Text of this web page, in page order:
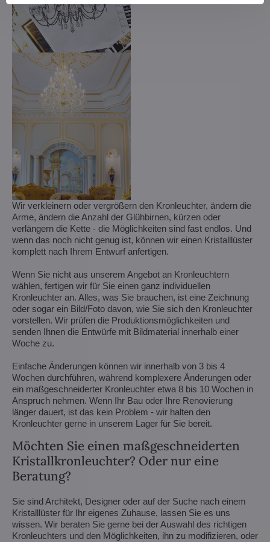
Wir verkleinern oder vergrößern den Kronleuchter, ändern die
Arme, ändern die Anzahl der Glühbirnen, kürzen oder
verlängern die Kette - die Möglichkeiten sind fast endlos. Und
wenn das noch nicht genug ist, können wir einen Kristalllüster
komplett nach Ihrem Entwurf anfertigen.
Wenn Sie nicht aus unserem Angebot an Kronleuchtern
wählen, fertigen wir für Sie einen ganz individuellen
Kronleuchter an. Alles, was Sie brauchen, ist eine Zeichnung
oder sogar ein Bild/Foto davon, wie Sie sich den Kronleuchter
vorstellen. Wir prüfen die Produktionsmöglichkeiten und
senden Ihnen die Entwürfe mit Bildmaterial innerhalb einer
Woche zu.
Einfache Änderungen können wir innerhalb von 3 bis 4
Wochen durchführen, während komplexere Änderungen oder
ein maßgeschneiderter Kronleuchter etwa 8 bis 10 Wochen in
Anspruch nehmen. Wenn Ihr Bau oder Ihre Renovierung
länger dauert, ist das kein Problem - wir halten den
Kronleuchter gerne in unserem Lager für Sie bereit.
Möchten Sie einen maßgeschneiderten
Kristallkronleuchter? Oder nur eine
Beratung?
Sie sind Architekt, Designer oder auf der Suche nach einem
Kristalllüster für Ihr eigenes Zuhause, lassen Sie es uns
wissen. Wir beraten Sie gerne bei der Auswahl des richtigen
Kronleuchters und den Möglichkeiten, ihn zu modifizieren, oder